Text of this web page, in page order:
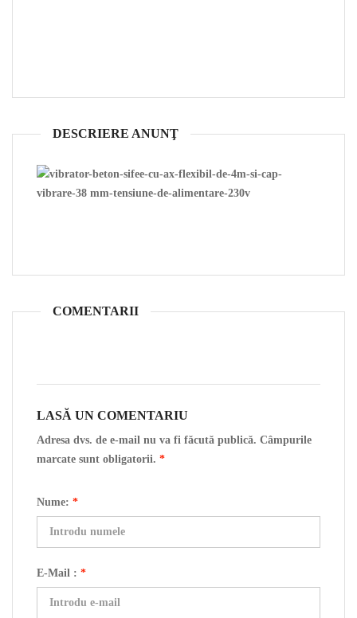
DESCRIERE ANUNŢ
COMENTARII
LASĂ UN COMENTARIU
Adresa dvs. de e-mail nu va fi făcută publică. Câmpurile
marcate sunt obligatorii. *
Nume: *
E-Mail : *